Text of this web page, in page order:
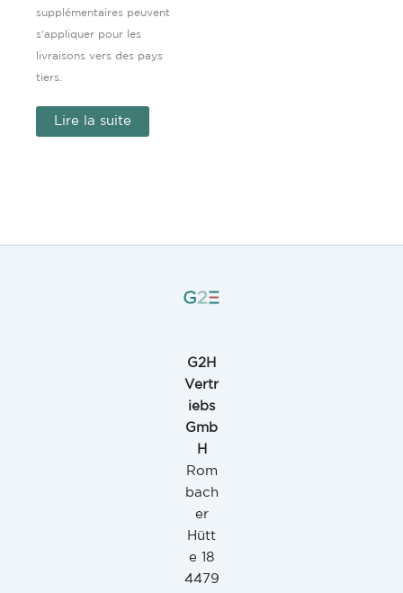
supplémentaires peuvent
s'appliquer pour les
livraisons vers des pays
tiers.
Lire la suite
G2H
Vertr
iebs
Gmb
H
Rom
bach
er
Hütt
e 18
4479